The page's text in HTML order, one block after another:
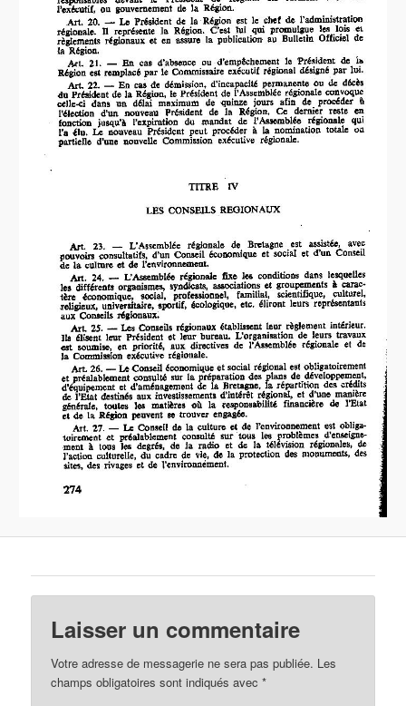
Laisser un commentaire
Votre adresse de messagerie ne sera pas publiée. Les
champs obligatoires sont indiqués avec*